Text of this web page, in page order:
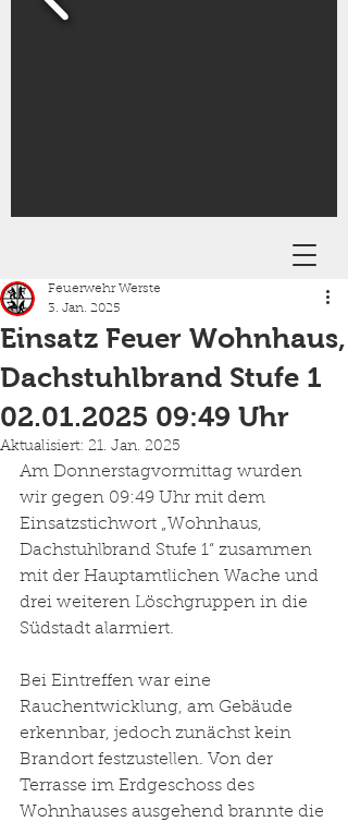
Einsatz Feuer Wohnhaus,
Dachstuhlbrand Stufe 1
02.01.2025 09:49 Uhr
Feuerwehr Werste
3. Jan. 2025
Aktualisiert: 21. Jan. 2025
Am Donnerstagvormittag wurden
wir gegen 09:49 Uhr mit dem
Einsatzstichwort „Wohnhaus,
Dachstuhlbrand Stufe 1“ zusammen
mit der Hauptamtlichen Wache und
drei weiteren Löschgruppen in die
Südstadt alarmiert.
Bei Eintreffen war eine
Rauchentwicklung, am Gebäude
erkennbar, jedoch zunächst kein
Brandort festzustellen. Von der
Terrasse im Erdgeschoss des
Wohnhauses ausgehend brannte die